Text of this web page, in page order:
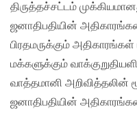
திருத்தச்சட்டம்
ஜனாதிபதியின்
பிரதமருக்கும் அதிகாரங்கள்
மக்களுக்கும்
வாத்தமானி அறிவித்தலின்
ஜனாதிபதியின்